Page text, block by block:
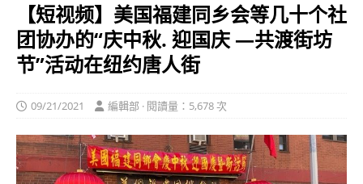
【短视频】美国福建同乡会等几十个社
团协办的“庆中秋. 迎国庆 —共渡街坊
节”活动在纽约唐人街
09/21/2021 編輯部 · 閱讀量：5,678 次